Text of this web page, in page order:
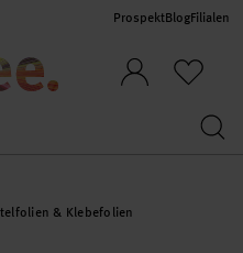
ProspektBlogFilialen
& Klebefolien